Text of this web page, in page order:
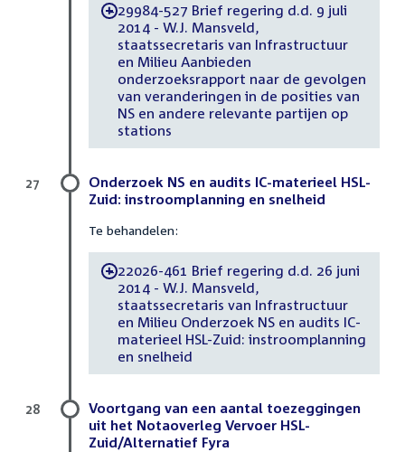
-29984-527 Brief regering d.d. 9 juli
2014 - W.J. Mansveld,
staatssecretaris van Infrastructuur
en Milieu Aanbieden
onderzoeksrapport naar de gevolgen
van veranderingen in de posities van
NS en andere relevante partijen op
stations
Onderzoek NS en audits IC-materieel HSL-
Zuid: instroomplanning en snelheid
Te behandelen:
-22026-461 Brief regering d.d. 26 juni
2014 - W.J. Mansveld,
staatssecretaris van Infrastructuur
en Milieu Onderzoek NS en audits IC-
materieel HSL-Zuid: instroomplanning
en snelheid
27
Voortgang van een aantal toezeggingen
uit het Notaoverleg Vervoer HSL-
Zuid/Alternatief Fyra
28